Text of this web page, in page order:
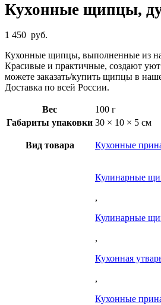
Кухонные щипцы,
1 450 руб.
Кухонные щипцы, выполненные из
Красивые и практичные, создают
можете заказать/купить щипцы в
Доставка по всей России.
Вес
100 г
Габариты упаковки 30 × 10 × 5 см
Вид товара Кухонные
Кулинарные
,
Кулинарные
,
Кухонная
,
Кухонные